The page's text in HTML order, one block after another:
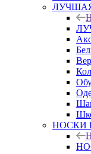
НОСКИ